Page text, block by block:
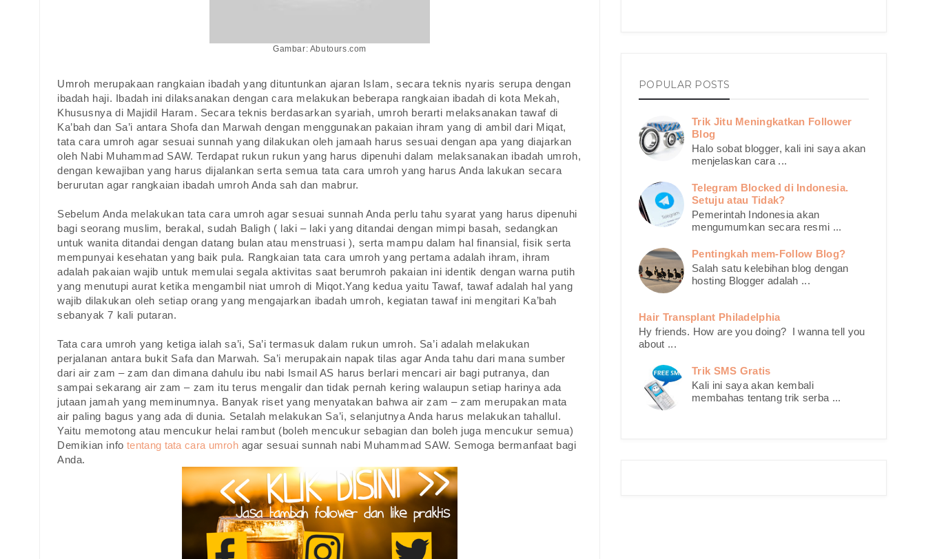
Gambar: Abutours.com
Umroh merupakaan rangkaian ibadah yang dituntunkan ajaran Islam, secara teknis nyaris serupa dengan
ibadah haji. Ibadah ini dilaksanakan dengan cara melakukan beberapa rangkaian ibadah di kota Mekah,
Khususnya di Majidil Haram. Secara teknis berdasarkan syariah, umroh berarti melaksanakan tawaf di
Ka’bah dan Sa’i antara Shofa dan Marwah dengan menggunakan pakaian ihram yang di ambil dari Miqat,
tata cara umroh agar sesuai sunnah yang dilakukan oleh jamaah harus sesuai dengan apa yang diajarkan
oleh Nabi Muhammad SAW. Terdapat rukun rukun yang harus dipenuhi dalam melaksanakan ibadah umroh,
dengan kewajiban yang harus dijalankan serta semua tata cara umroh yang harus Anda lakukan secara
berurutan agar rangkaian ibadah umroh Anda sah dan mabrur.
Sebelum Anda melakukan tata cara umroh agar sesuai sunnah Anda perlu tahu syarat yang harus dipenuhi
bagi seorang muslim, berakal, sudah Baligh ( laki – laki yang ditandai dengan mimpi basah, sedangkan
untuk wanita ditandai dengan datang bulan atau menstruasi ), serta mampu dalam hal finansial, fisik serta
mempunyai kesehatan yang baik pula. Rangkaian tata cara umroh yang pertama adalah ihram, ihram
adalah pakaian wajib untuk memulai segala aktivitas saat berumroh pakaian ini identik dengan warna putih
yang menutupi aurat ketika mengambil niat umroh di Miqot.Yang kedua yaitu Tawaf, tawaf adalah hal yang
wajib dilakukan oleh setiap orang yang mengajarkan ibadah umroh, kegiatan tawaf ini mengitari Ka’bah
sebanyak 7 kali putaran.
Tata cara umroh yang ketiga ialah sa’i, Sa’i termasuk dalam rukun umroh. Sa’i adalah melakukan
perjalanan antara bukit Safa dan Marwah. Sa’i merupakain napak tilas agar Anda tahu dari mana sumber
dari air zam – zam dan dimana dahulu ibu nabi Ismail AS harus berlari mencari air bagi putranya, dan
sampai sekarang air zam – zam itu terus mengalir dan tidak pernah kering walaupun setiap harinya ada
jutaan jamah yang meminumnya. Banyak riset yang menyatakan bahwa air zam – zam merupakan mata
air paling bagus yang ada di dunia. Setalah melakukan Sa’i, selanjutnya Anda harus melakukan tahallul.
Yaitu memotong atau mencukur helai rambut (boleh mencukur sebagian dan boleh juga mencukur semua)
Demikian info tentang tata cara umroh agar sesuai sunnah nabi Muhammad SAW. Semoga bermanfaat bagi
Anda.
POPULAR POSTS
Trik Jitu Meningkatkan Follower
Blog
Halo sobat blogger, kali ini saya akan
menjelaskan cara ...
Telegram Blocked di Indonesia.
Setuju atau Tidak?
Pemerintah Indonesia akan
mengumumkan secara resmi ...
Pentingkah mem-Follow Blog?
Salah satu kelebihan blog dengan
hosting Blogger adalah ...
Hair Transplant Philadelphia
Hy friends. How are you doing? I wanna tell you
about ...
Trik SMS Gratis
Kali ini saya akan kembali
membahas tentang trik serba ...